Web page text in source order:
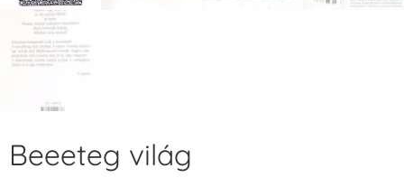
Beeeteg világ